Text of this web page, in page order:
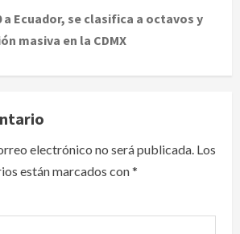
a Ecuador, se clasifica a octavos y
masiva en la CDMX
electrónico no será publicada. Los
están marcados con*